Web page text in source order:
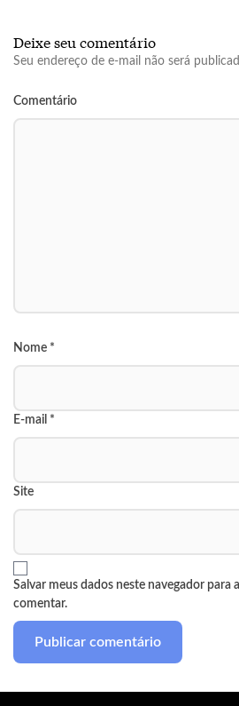
Deixe seu comentário
Seu endereço de e-mail não será
Comentário
Nome *
E-mail *
Site
Salvar meus dados neste navegador para
comentar.